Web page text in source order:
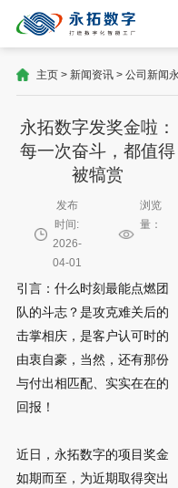
主页> 新闻资讯> 公司新闻
赏
永拓数字发奖金啦：
每一次奋斗，都值得
被犒赏
发布
时间:
2026-
04-01
浏览
量：
引言：什么时刻最能点燃团
队的斗志？是攻克难关后的
击掌相庆，是客户认可时的
由衷自豪，当然，还有那份
与付出相匹配、实实在在的
回报！
近日，永拓数字的项目奖金
如期而至，为近期取得突出